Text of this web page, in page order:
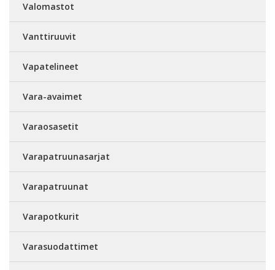
Valomastot
Vanttiruuvit
Vapatelineet
Vara-avaimet
Varaosasetit
Varapatruunasarjat
Varapatruunat
Varapotkurit
Varasuodattimet